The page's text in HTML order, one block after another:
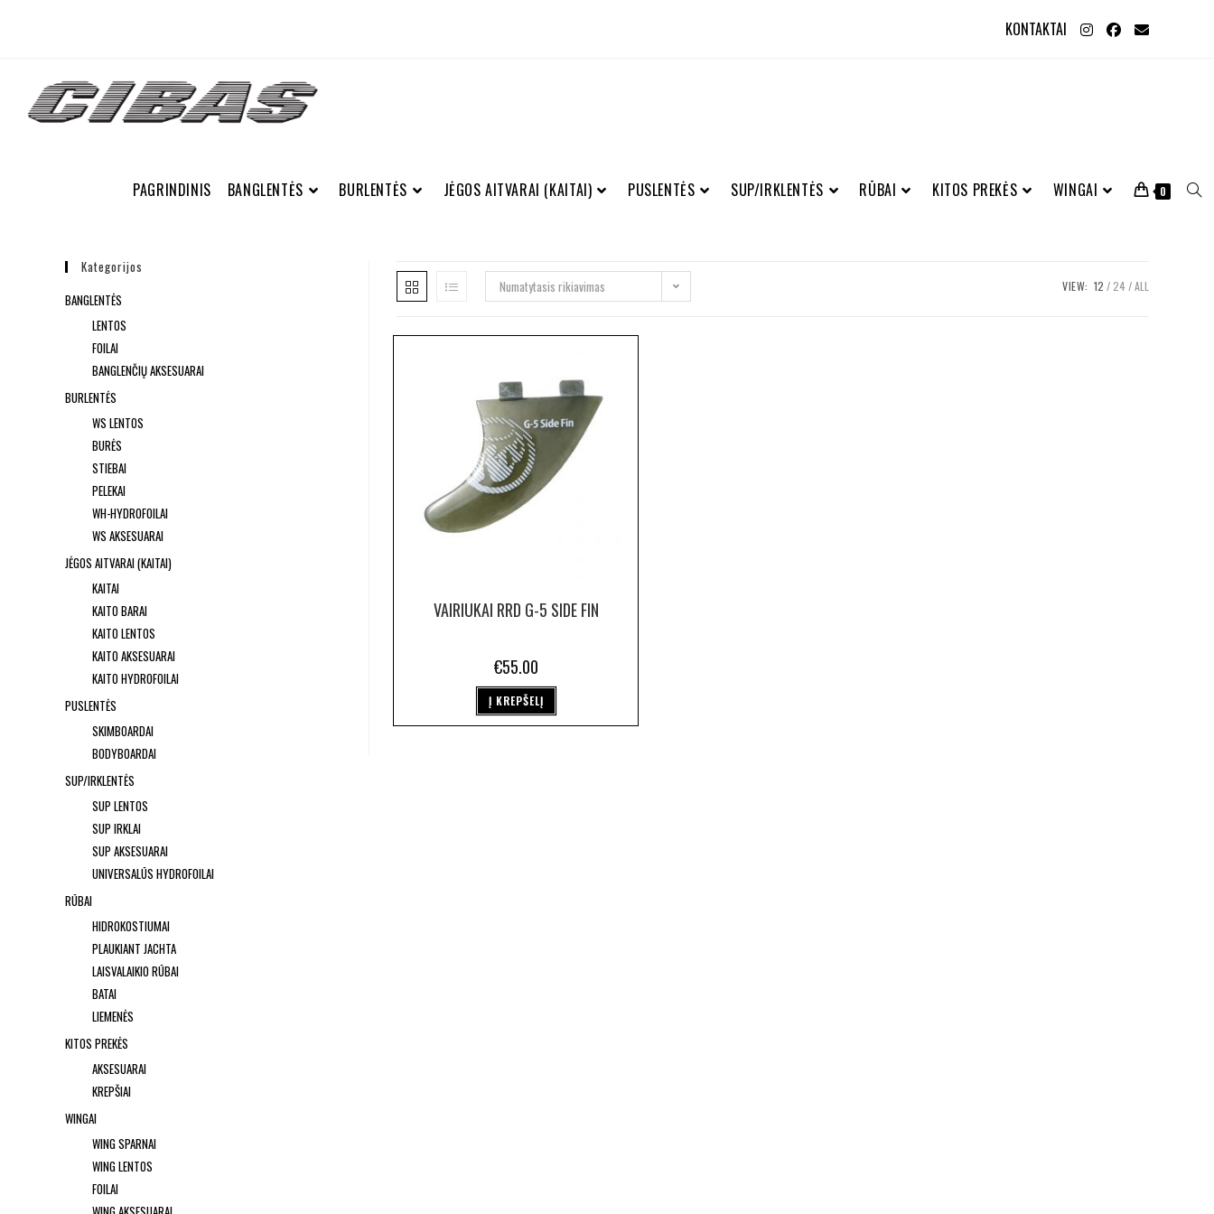
KONTAKTAI
PAGRINDINIS BANGLENTĖS BURLENTĖS JĖGOS AITVARAI (KAITAI) PUSLENTĖS SUP/IRKLENTĖS RŪBAI KITOS PREKĖS WINGAI 0
Numatytasis rikiavimas VIEW: 12 24 ALL
VAIRIUKAI RRD G-5 SIDE FIN
€55.00
Į KREPŠELĮ
Kategorijos
BANGLENTĖS
LENTOS
FOILAI
BANGLENČIŲ AKSESUARAI
BURLENTĖS
WS LENTOS
BURĖS
STIEBAI
PELEKAI
WH-HYDROFOILAI
WS AKSESUARAI
JĖGOS AITVARAI (KAITAI)
KAITAI
KAITO BARAI
KAITO LENTOS
KAITO AKSESUARAI
KAITO HYDROFOILAI
PUSLENTĖS
SKIMBOARDAI
BODYBOARDAI
SUP/IRKLENTĖS
SUP LENTOS
SUP IRKLAI
SUP AKSESUARAI
UNIVERSALŪS HYDROFOILAI
RŪBAI
HIDROKOSTIUMAI
PLAUKIANT JACHTA
LAISVALAIKIO RŪBAI
BATAI
LIEMENĖS
KITOS PREKĖS
AKSESUARAI
KREPŠIAI
WINGAI
WING SPARNAI
WING LENTOS
FOILAI